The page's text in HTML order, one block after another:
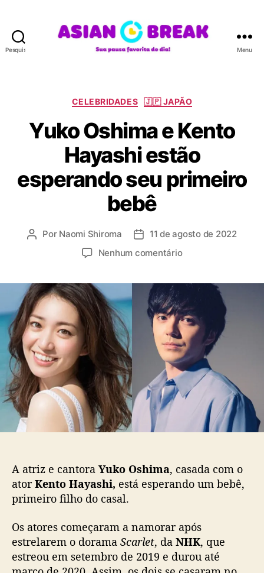
Pesquisar
A
B
R
E
A
K
Menu
C
t
e
g
o
r
i
a
CELEBRIDADES 🇯🇵 JAPÃO
Yuko Oshima e Kento
Hayashi estão
esperando seu primeiro
bebê
A
r
d
o
p
o
s
t
Por Naomi Shiroma
D
d
a
o
11 de agosto de 2022
Nenhum comentárioe
k
o
O
s
h
i
a
e
o
H
a
s
A atriz e cantora Yuko Oshima, casada com o
atorKento Hayashi, está esperando um bebê,
primeiro filho do casal.
Os atores começaram a namorar após
estrelarem o dorama Scarlet, da NHK, que
estreou em setembro de 2019 e durou até